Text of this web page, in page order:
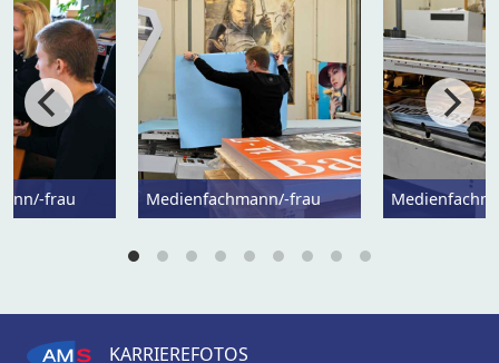
Medienfachmann/-frau
frau
KARRIEREFOTOS